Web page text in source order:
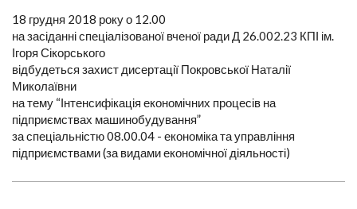
18 грудня 2018 року о 12.00
на засіданні спеціалізованої вченої ради Д 26.002.23 КПІ ім.
Ігоря Сікорського
відбудеться захист дисертації Покровської Наталії
Миколаївни
на тему “Інтенсифікація економічних процесів на
підприємствах машинобудування”
за спеціальністю 08.00.04 - економіка та управління
підприємствами (за видами економічної діяльності)